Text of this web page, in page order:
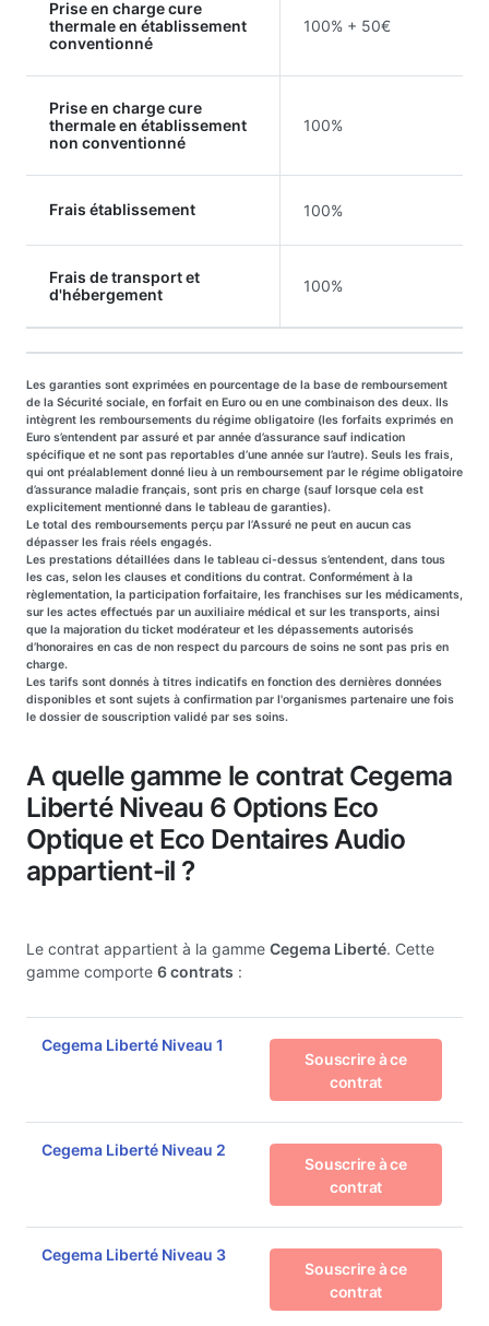
Prise en charge cure
thermale en établissement
conventionné
100% + 50€
Prise en charge cure
thermale en établissement
non conventionné
100%
Frais établissement 100%
Frais de transport et
d'hébergement
100%
Les garanties sont exprimées en pourcentage de la base de remboursement
de la Sécurité sociale, en forfait en Euro ou en une combinaison des deux. Ils
intègrent les remboursements du régime obligatoire (les forfaits exprimés en
Euro s’entendent par assuré et par année d’assurance sauf indication
spécifique et ne sont pas reportables d’une année sur l’autre). Seuls les frais,
qui ont préalablement donné lieu à un remboursement par le régime obligatoire
d’assurance maladie français, sont pris en charge (sauf lorsque cela est
explicitement mentionné dans le tableau de garanties).
Le total des remboursements perçu par l’Assuré ne peut en aucun cas
dépasser les frais réels engagés.
Les prestations détaillées dans le tableau ci-dessus s’entendent, dans tous
les cas, selon les clauses et conditions du contrat. Conformément à la
règlementation, la participation forfaitaire, les franchises sur les médicaments,
sur les actes effectués par un auxiliaire médical et sur les transports, ainsi
que la majoration du ticket modérateur et les dépassements autorisés
d’honoraires en cas de non respect du parcours de soins ne sont pas pris en
charge.
Les tarifs sont donnés à titres indicatifs en fonction des dernières données
disponibles et sont sujets à confirmation par l'organismes partenaire une fois
le dossier de souscription validé par ses soins.
A quelle gamme le contrat Cegema
Liberté Niveau 6 Options Eco
Optique et Eco Dentaires Audio
appartient-il ?
Le contrat appartient à la gamme Cegema Liberté. Cette
gamme comporte 6 contrats :
Cegema Liberté Niveau 1
Souscrire à ce
contrat
Cegema Liberté Niveau 2
Souscrire à ce
contrat
Cegema Liberté Niveau 3
Souscrire à ce
contrat